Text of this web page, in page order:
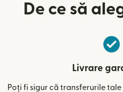
De ce să
Livrare
Poți fi sigur că transferurile